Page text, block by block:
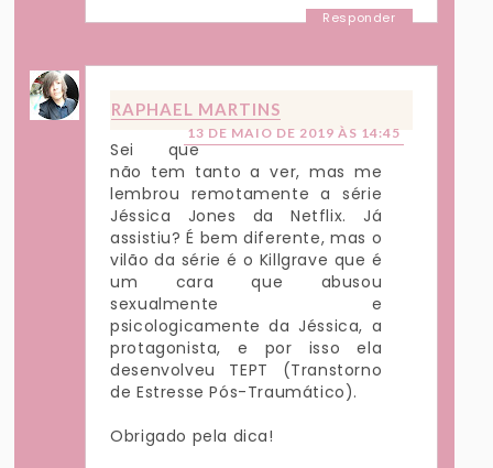
Responder
RAPHAEL MARTINS
13 DE MAIO DE 2019 ÀS 14:45
Sei que
não tem tanto a ver, mas me
lembrou remotamente a série
Jéssica Jones da Netflix. Já
assistiu? É bem diferente, mas o
vilão da série é o Killgrave que é
um cara que abusou
sexualmente e
psicologicamente da Jéssica, a
protagonista, e por isso ela
desenvolveu TEPT (Transtorno
de Estresse Pós-Traumático).
Obrigado pela dica!